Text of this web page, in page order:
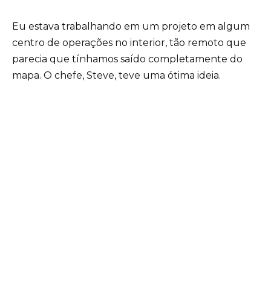
Eu estava trabalhando em um projeto em algum
centro de operações no interior, tão remoto que
parecia que tínhamos saído completamente do
mapa. O chefe, Steve, teve uma ótima ideia.